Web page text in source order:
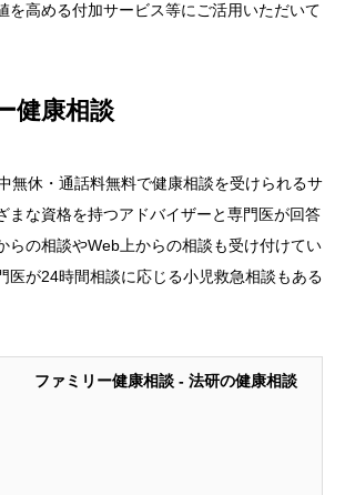
を高める付加サービス等にご活用いただいて
健康相談
無休・通話料無料で健康相談を受けられるサ
まな資格を持つアドバイザーと専門医が回答
らの相談やWeb上からの相談も受け付けてい
医が24時間相談に応じる小児救急相談もある
ファミリー健康相談 - 法研の健康相談